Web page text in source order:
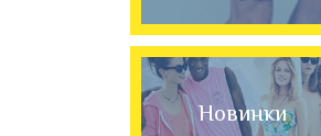
Новинки